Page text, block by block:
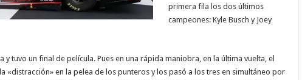
primera fila los dos últimos
campeones: Kyle Busch y Joey
y tuvo un final de película. Pues en una rápida maniobra, en la última vuelta, el
«distracción» en la pelea de los punteros y los pasó a los tres en simultáneo por